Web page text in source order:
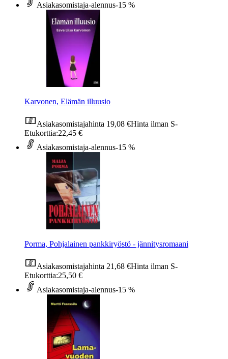
Asiakasomistaja-alennus-15 %
Karvonen, Elämän illuusio
Asiakasomistajahinta 19,08 €Hinta ilman S-
Etukorttia:22,45 €
Asiakasomistaja-alennus-15 %
Porma, Pohjalainen pankkiryöstö - jännitysromaani
Asiakasomistajahinta 21,68 €Hinta ilman S-
Etukorttia:25,50 €
Asiakasomistaja-alennus-15 %